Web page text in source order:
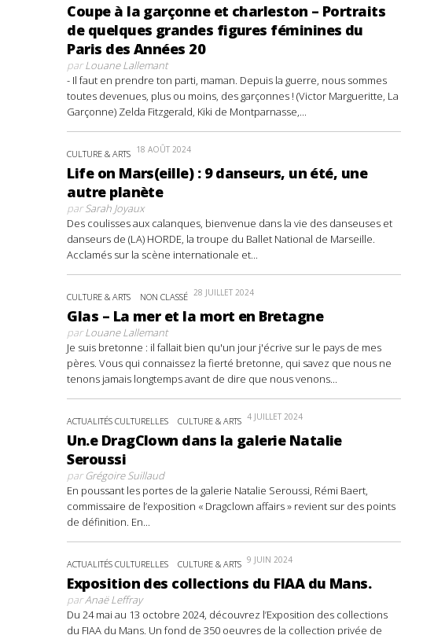
Coupe à la garçonne et charleston – Portraits
de quelques grandes figures féminines du
Paris des Années 20
parLouane Lallemant
- Il faut en prendre ton parti, maman. Depuis la guerre, nous sommes
toutes devenues, plus ou moins, des garçonnes ! (Victor Margueritte, La
Garçonne) Zelda Fitzgerald, Kiki de Montparnasse,...
CULTURE & ARTS 18 AOÛT 2024
Life on Mars(eille) : 9 danseurs, un été, une
autre planète
parSarah Joyaux
Des coulisses aux calanques, bienvenue dans la vie des danseuses et
danseurs de (LA) HORDE, la troupe du Ballet National de Marseille.
Acclamés sur la scène internationale et...
CULTURE & ARTS NON CLASSÉ 28 JUILLET 2024
Glas – La mer et la mort en Bretagne
parLouane Lallemant
Je suis bretonne : il fallait bien qu'un jour j'écrive sur le pays de mes
pères. Vous qui connaissez la fierté bretonne, qui savez que nous ne
tenons jamais longtemps avant de dire que nous venons...
ACTUALITÉS CULTURELLES CULTURE & ARTS 4 JUILLET 2024
Un.e DragClown dans la galerie Natalie
Seroussi
parGrégoire Suillaud
En poussant les portes de la galerie Natalie Seroussi, Rémi Baert,
commissaire de l’exposition « Dragclown affairs » revient sur des points
de définition. En...
ACTUALITÉS CULTURELLES CULTURE & ARTS 9 JUIN 2024
Exposition des collections du FIAA du Mans.
parAnaë Leffray
Du 24 mai au 13 octobre 2024, découvrez l’Exposition des collections
du FIAA du Mans. Un fond de 350 oeuvres de la collection privée de